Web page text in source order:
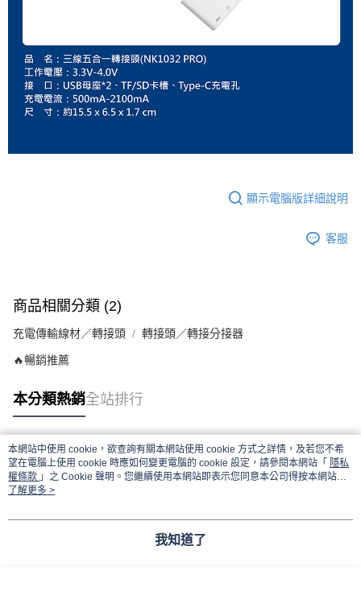
顯示電腦版詳細說明
客服
商品相關分類 (2)
充電傳輸線材／轉接頭 轉接頭／轉接分接器
🔥暢銷推薦
本分類熱銷全站排行
熱門標籤
本網站中使用 cookie，欲查詢有關本網站使用 cookie 方式之詳情，及若您不希
望在電腦上使用 cookie 時應如何變更電腦的 cookie 設定，請參閱本網站「 隱私
權條款 」之 Cookie 聲明。您繼續使用本網站即表示您同意本公司得按本網站使
用條款之 Cookie 聲明使用 cookie。
了解更多 >
我知道了